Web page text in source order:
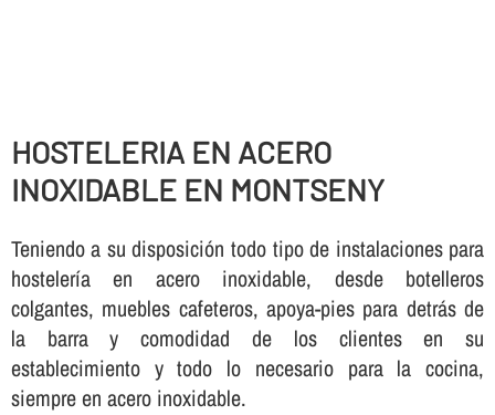
HOSTELERIA EN ACERO
INOXIDABLE EN MONTSENY
Teniendo a su disposición todo tipo de instalaciones para
hostelerí­a en acero inoxidable, desde botelleros
colgantes, muebles cafeteros, apoya-pies para detrás de
la barra y comodidad de los clientes en su
establecimiento y todo lo necesario para la cocina,
siempre en acero inoxidable.